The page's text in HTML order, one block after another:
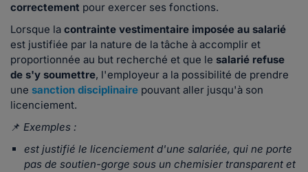
correctement pour exercer ses fonctions.
Lorsque la contrainte vestimentaire imposée au salarié
est justifiée par la nature de la tâche à accomplir et
proportionnée au but recherché et que le salarié refuse
de s'y soumettre, l'employeur a la possibilité de prendre
une sanction disciplinaire pouvant aller jusqu'à son
licenciement.
📌 Exemples :
est justifié le licenciement d'une salariée, qui ne porte
pas de soutien-gorge sous un chemisier transparent et